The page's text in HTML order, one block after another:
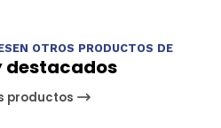
OTROS PRODUCTOS DE
destacados
productos